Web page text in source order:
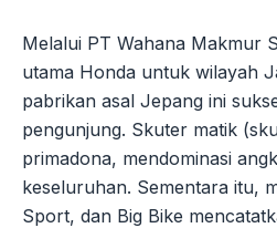
Melalui PT Wahana Makmur
utama Honda untuk wilayah
pabrikan asal Jepang ini
pengunjung. Skuter matik
primadona, mendominasi
keseluruhan. Sementara itu,
Sport, dan Big Bike